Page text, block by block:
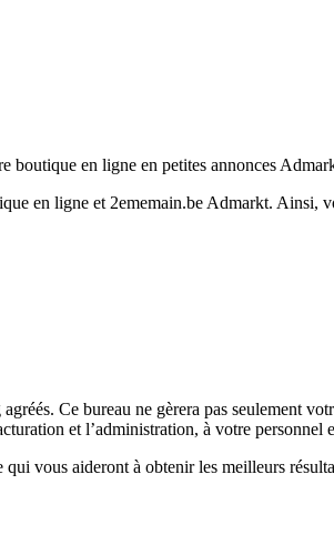
en ligne en petites annonces
en ligne et 2ememain.be Admarkt. Ainsi,
Ce bureau ne gèrera pas seulement
et l’administration, à votre
vous aideront à obtenir les meilleurs